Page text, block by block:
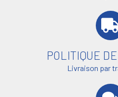
POLITIQUE
Livraison par